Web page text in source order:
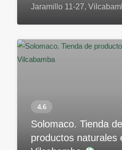
Jaramillo 11-27,
Solomaco. Tienda de
productos naturales